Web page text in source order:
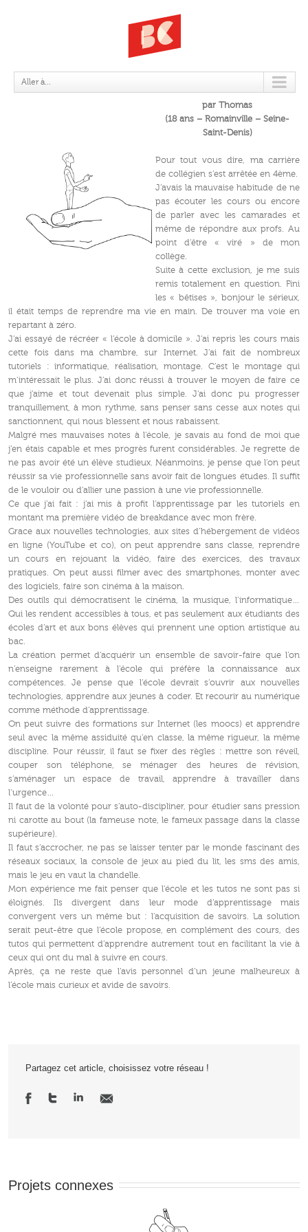
Aller à...
L’ECOLE, LES TUTOS ET MOI
par Thomas
(18 ans – Romainville – Seine-
Saint-Denis)
Pour tout vous dire, ma carrière
de collégien s’est arrêtée en 4ème.
J’avais la mauvaise habitude de ne
pas écouter les cours ou encore
de parler avec les camarades et
même de répondre aux profs. Au
point d’être « viré » de mon
collège.
Suite à cette exclusion, je me suis
remis totalement en question. Fini
les « bêtises », bonjour le sérieux,
il était temps de reprendre ma vie en main. De trouver ma voie en
repartant à zéro.
J’ai essayé de récréer « l’école à domicile ». J’ai repris les cours mais
cette fois dans ma chambre, sur Internet. J’ai fait de nombreux
tutoriels : informatique, réalisation, montage. C’est le montage qui
m’intéressait le plus. J’ai donc réussi à trouver le moyen de faire ce
que j’aime et tout devenait plus simple. J’ai donc pu progresser
tranquillement, à mon rythme, sans penser sans cesse aux notes qui
sanctionnent, qui nous blessent et nous rabaissent.
Malgré mes mauvaises notes à l’école, je savais au fond de moi que
j’en étais capable et mes progrès furent considérables. Je regrette de
ne pas avoir été un élève studieux. Néanmoins, je pense que l’on peut
réussir sa vie professionnelle sans avoir fait de longues études. Il suffit
de le vouloir ou d’allier une passion à une vie professionnelle.
Ce que j’ai fait : j’ai mis à profit l’apprentissage par les tutoriels en
montant ma première vidéo de breakdance avec mon frère.
Grace aux nouvelles technologies, aux sites d’hébergement de vidéos
en ligne (YouTube et co), on peut apprendre sans classe, reprendre
un cours en rejouant la vidéo, faire des exercices, des travaux
pratiques. On peut aussi filmer avec des smartphones, monter avec
des logiciels, faire son cinéma à la maison.
Des outils qui démocratisent le cinéma, la musique, l’informatique…
Qui les rendent accessibles à tous, et pas seulement aux étudiants des
écoles d’art et aux bons élèves qui prennent une option artistique au
bac.
La création permet d’acquérir un ensemble de savoir-faire que l’on
n’enseigne rarement à l’école qui préfère la connaissance aux
compétences. Je pense que l’école devrait s’ouvrir aux nouvelles
technologies, apprendre aux jeunes à coder. Et recourir au numérique
comme méthode d’apprentissage.
On peut suivre des formations sur Internet (les moocs) et apprendre
seul avec la même assiduité qu’en classe, la même rigueur, la même
discipline. Pour réussir, il faut se fixer des règles : mettre son réveil,
couper son téléphone, se ménager des heures de révision,
s’aménager un espace de travail, apprendre à travailler dans
l’urgence…
Il faut de la volonté pour s’auto-discipliner, pour étudier sans pression
ni carotte au bout (la fameuse note, le fameux passage dans la classe
supérieure).
Il faut s’accrocher, ne pas se laisser tenter par le monde fascinant des
réseaux sociaux, la console de jeux au pied du lit, les sms des amis,
mais le jeu en vaut la chandelle.
Mon expérience me fait penser que l’école et les tutos ne sont pas si
éloignés. Ils divergent dans leur mode d’apprentissage mais
convergent vers un même but : l’acquisition de savoirs. La solution
serait peut-être que l’école propose, en complément des cours, des
tutos qui permettent d’apprendre autrement tout en facilitant la vie à
ceux qui ont du mal à suivre en cours.
Après, ça ne reste que l’avis personnel d’un jeune malheureux à
l’école mais curieux et avide de savoirs.
Partagez cet article, choisissez votre réseau !
Projets connexes